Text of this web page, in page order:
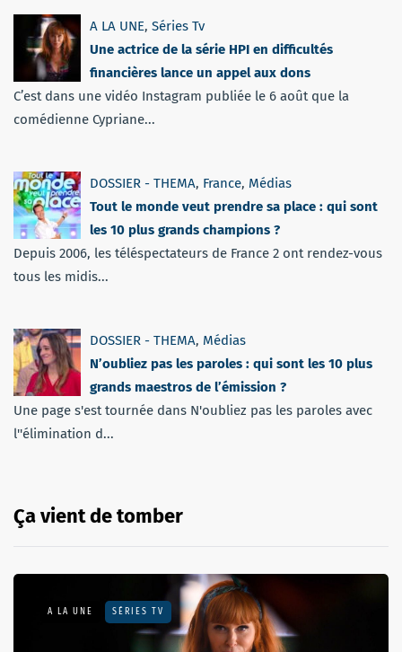
A LA UNE, Séries Tv
Une actrice de la série HPI en difficultés
financières lance un appel aux dons
C’est dans une vidéo Instagram publiée le 6 août que la
comédienne Cypriane...
DOSSIER - THEMA, France, Médias
Tout le monde veut prendre sa place : qui sont
les 10 plus grands champions ?
Depuis 2006, les téléspectateurs de France 2 ont rendez-vous
tous les midis...
DOSSIER - THEMA, Médias
N’oubliez pas les paroles : qui sont les 10 plus
grands maestros de l’émission ?
Une page s'est tournée dans N'oubliez pas les paroles avec
l''élimination d...
Ça vient de tomber
A LA UNE SÉRIES TV